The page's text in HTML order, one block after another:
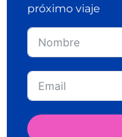
próximo viaje